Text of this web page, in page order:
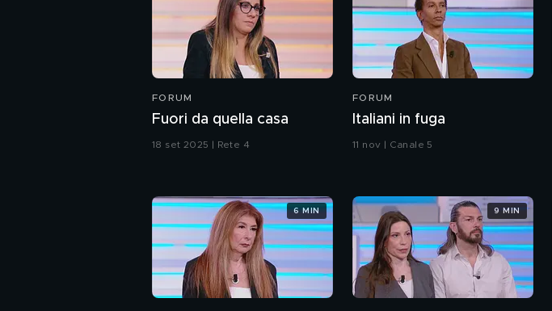
FORUM
Fuori da quella casa
18 set 2025 | Rete 4
FORUM
Italiani in fuga
11 nov | Canale 5
6 MIN 9 MIN